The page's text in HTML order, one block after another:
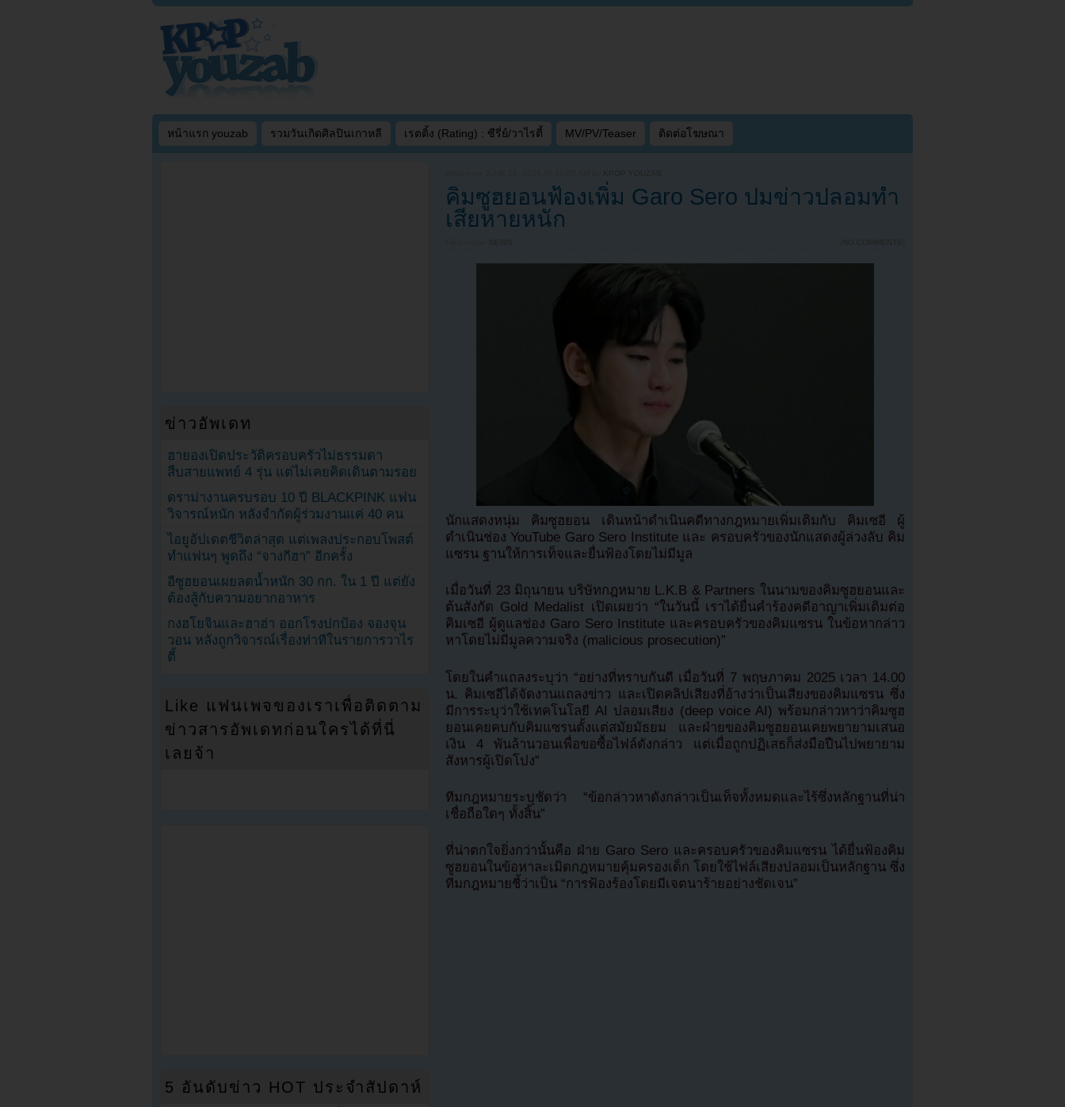
หน้าแรก youzab รวมวันเกิดศิลปินเกาหลี เรตติ้ง (Rating) : ซีรี่ย์/วาไรตี้ MV/PV/Teaser ติดต่อโฆษณา
KPOP YOUZAB
คิมซูฮยอนฟ้องเพิ่ม Garo Sero ปมข่าวปลอมทำ
เสียหายหนัก
NEWS NO COMMENTS
นักแสดงหนุ่ม คิมซูฮยอน เดินหน้าดำเนินคดีทางกฎหมายเพิ่มเติมกับ คิมเซอี ผู้
ดำเนินช่อง YouTube Garo Sero Institute และ ครอบครัวของนักแสดงผู้ล่วงลับ คิม
แซรน ฐานให้การเท็จและยื่นฟ้องโดยไม่มีมูล
เมื่อวันที่ 23 มิถุนายน บริษัทกฎหมาย L.K.B & Partners ในนามของคิมซูฮยอนและ
ต้นสังกัด Gold Medalist เปิดเผยว่า “ในวันนี้ เราได้ยื่นคำร้องคดีอาญาเพิ่มเติมต่อ
คิมเซอี ผู้ดูแลช่อง Garo Sero Institute และครอบครัวของคิมแซรน ในข้อหากล่าว
หาโดยไม่มีมูลความจริง (malicious prosecution)”
โดยในคำแถลงระบุว่า “อย่างที่ทราบกันดี เมื่อวันที่ 7 พฤษภาคม 2025 เวลา 14.00
น. คิมเซอีได้จัดงานแถลงข่าว และเปิดคลิปเสียงที่อ้างว่าเป็นเสียงของคิมแซรน ซึ่ง
มีการระบุว่าใช้เทคโนโลยี AI ปลอมเสียง (deep voice AI) พร้อมกล่าวหาว่าคิมซูฮ
ยอนเคยคบกับคิมแซรนตั้งแต่สมัยมัธยม และฝ่ายของคิมซูฮยอนเคยพยายามเสนอ
เงิน 4 พันล้านวอนเพื่อขอซื้อไฟล์ดังกล่าว แต่เมื่อถูกปฏิเสธก็ส่งมือปืนไปพยายาม
สังหารผู้เปิดโปง”
ทีมกฎหมายระบุชัดว่า “ข้อกล่าวหาดังกล่าวเป็นเท็จทั้งหมดและไร้ซึ่งหลักฐานที่น่า
เชื่อถือใดๆ ทั้งสิ้น”
ที่น่าตกใจยิ่งกว่านั้นคือ ฝ่าย Garo Sero และครอบครัวของคิมแซรน ได้ยื่นฟ้องคิม
ซูฮยอนในข้อหาละเมิดกฎหมายคุ้มครองเด็ก โดยใช้ไฟล์เสียงปลอมเป็นหลักฐาน ซึ่ง
ทีมกฎหมายชี้ว่าเป็น “การฟ้องร้องโดยมีเจตนาร้ายอย่างชัดเจน”
ข่าวอัพเดท
ฮายองเปิดประวัติครอบครัวไม่ธรรมดา
สืบสายแพทย์ 4 รุ่น แต่ไม่เคยคิดเดินตามรอย
ดราม่างานครบรอบ 10 ปี BLACKPINK แฟน
วิจารณ์หนัก หลังจำกัดผู้ร่วมงานแค่ 40 คน
ไอยูอัปเดตชีวิตล่าสุด แต่เพลงประกอบโพสต์
ทำแฟนๆ พูดถึง “จางกีฮา” อีกครั้ง
อีซูฮยอนเผยลดน้ำหนัก 30 กก. ใน 1 ปี แต่ยัง
ต้องสู้กับความอยากอาหาร
กงฮโยจินและฮาฮ่า ออกโรงปกป้อง จองจุน
วอน หลังถูกวิจารณ์เรื่องท่าทีในรายการวาไร
ตี้
Like แฟนเพจของเราเพื่อติดตาม
ข่าวสารอัพเดทก่อนใครได้ที่นี่
เลยจ้า
5 อันดับข่าว HOT ประจำสัปดาห์